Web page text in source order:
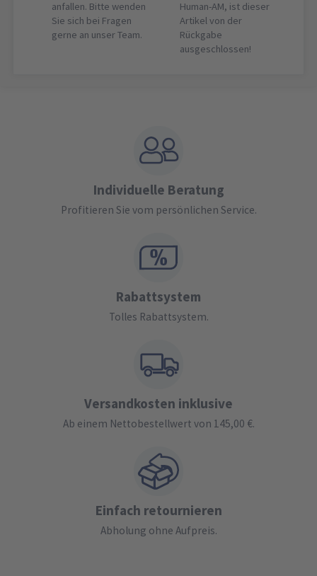
anfallen. Bitte wenden
Sie sich bei Fragen
gerne an unser Team.
Human-AM, ist dieser
Artikel von der
Rückgabe
ausgeschlossen!
Individuelle Beratung
Profitieren Sie vom persönlichen Service.
Rabattsystem
Tolles Rabattsystem.
Versandkosten inklusive
Ab einem Nettobestellwert von 145,00 €.
Einfach retournieren
Abholung ohne Aufpreis.